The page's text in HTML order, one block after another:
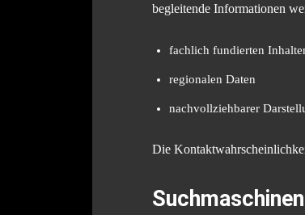
begleitende Informationen
fachlich fundierten
regionalen Daten
nachvollziehbarer
Die